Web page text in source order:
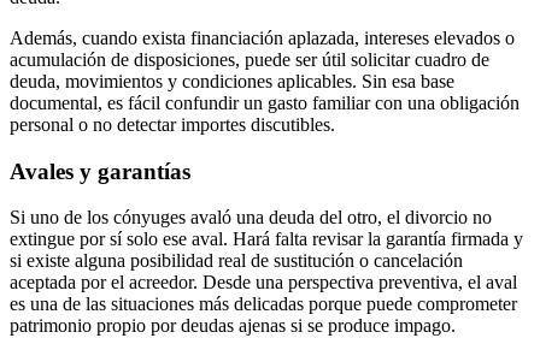
Además, cuando exista financiación aplazada, intereses elevados o
acumulación de disposiciones, puede ser útil solicitar cuadro de
deuda, movimientos y condiciones aplicables. Sin esa base
documental, es fácil confundir un gasto familiar con una obligación
personal o no detectar importes discutibles.
Avales y garantías
Si uno de los cónyuges avaló una deuda del otro, el divorcio no
extingue por sí solo ese aval. Hará falta revisar la garantía firmada y
si existe alguna posibilidad real de sustitución o cancelación
aceptada por el acreedor. Desde una perspectiva preventiva, el aval
es una de las situaciones más delicadas porque puede comprometer
patrimonio propio por deudas ajenas si se produce impago.